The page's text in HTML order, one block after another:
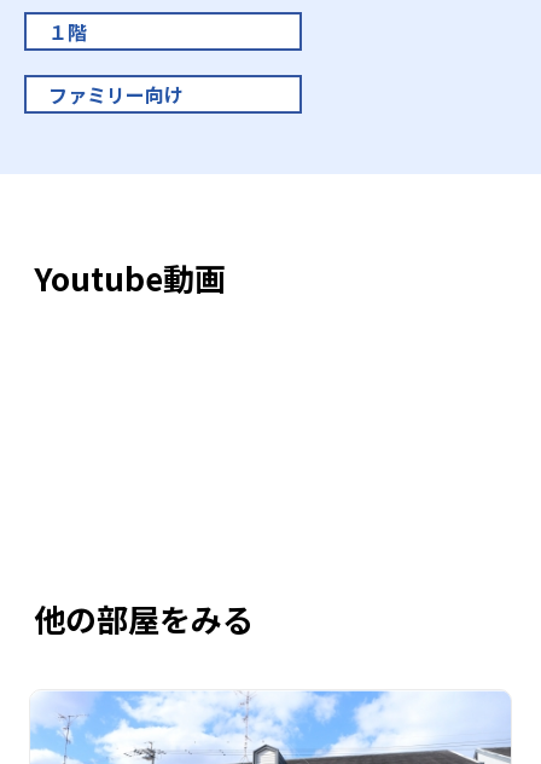
１階
ファミリー向け
Youtube動画
他の部屋をみる